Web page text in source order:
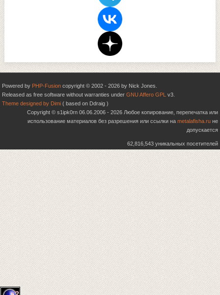
Powered by PHP-Fusion copyright © 2002 - 2026 by Nick Jones.
Released as free software without warranties under GNU Affero GPL v3.
Theme designed by Dimi ( based on Ddraig )
Copyright © s1ipk0rn 06.06.2006 - 2026 Любое копирование, перепечатка или
использование материалов без разрешения или ссылки на metalafisha.ru не
допускается
62,816,543 уникальных посетителей